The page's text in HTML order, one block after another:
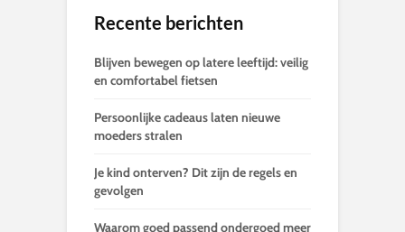
Recente berichten
Blijven bewegen op latere leeftijd: veilig
en comfortabel fietsen
Persoonlijke cadeaus laten nieuwe
moeders stralen
Je kind onterven? Dit zijn de regels en
gevolgen
Waarom goed passend ondergoed meer